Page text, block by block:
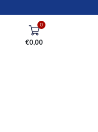
0
€0,00